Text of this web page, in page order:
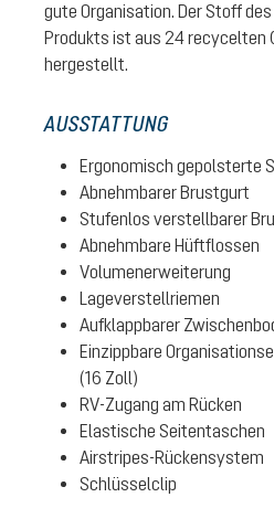
gute Organisation. Der Stoff
Produkts ist aus 24 recycelten
hergestellt.
AUSSTATTUNG
Ergonomisch gepolsterte
Abnehmbarer Brustgurt
Stufenlos verstellbarer
Abnehmbare Hüftflossen
Volumenerweiterung
Lageverstellriemen
Aufklappbarer
Einzippbare
(16 Zoll)
RV-Zugang am Rücken
Elastische Seitentaschen
Airstripes-Rückensystem
Schlüsselclip